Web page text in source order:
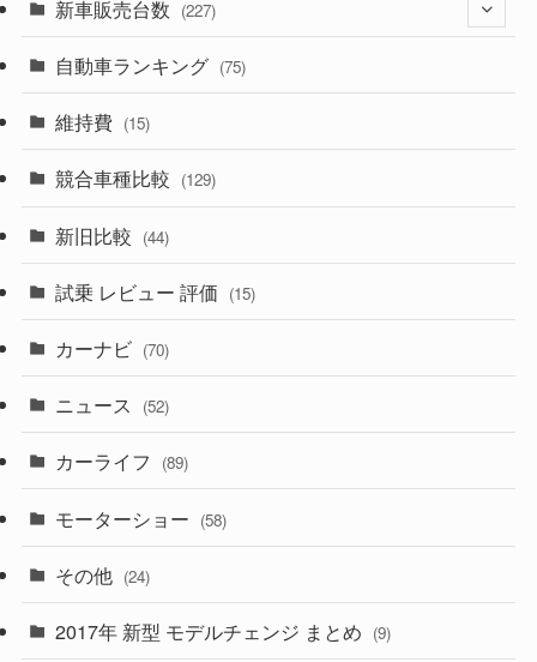
(357)
(328)
(230)
(253)
(242)
(85)
(84)
(14)
(222)
(50)
(43)
(6)
(9)
(58)
(28)
(27)
(26)
(28)
(8)
(3)
(3)
(5)
(1)
新車販売台数 (227)
(21)
(5)
(7)
(5)
自動車ランキング (75)
維持費 (15)
競合車種比較 (129)
新旧比較 (44)
試乗 レビュー 評価 (15)
カーナビ (70)
ニュース (52)
カーライフ (89)
モーターショー (58)
その他 (24)
2017年 新型 モデルチェンジ まとめ (9)